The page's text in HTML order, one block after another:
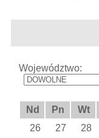
Województwo:
Nd Pn Wt
26
27 28